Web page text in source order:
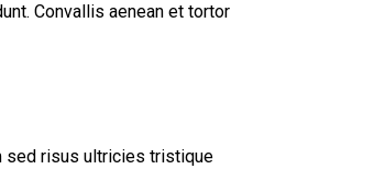
Convallis aenean et tortor
sed risus ultricies tristique